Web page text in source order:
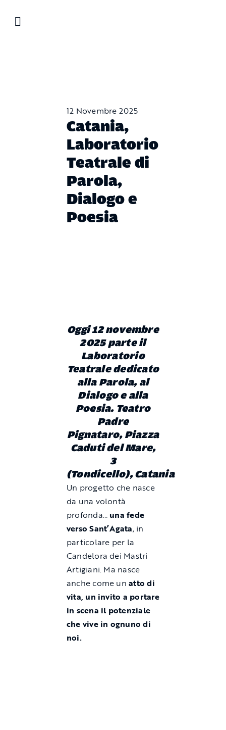
12 Novembre 2025
Catania,
Laboratorio
Teatrale di
Parola,
Dialogo e
Poesia
Oggi 12 novembre
2025 parte il
Laboratorio
Teatrale dedicato
alla Parola, al
Dialogo e alla
Poesia. Teatro
Padre
Pignataro, Piazza
Caduti del Mare,
3
(Tondicello), Catania
Un progetto che nasce
da una volontà
profonda… una fede
verso Sant’Agata, in
particolare per la
Candelora dei Mastri
Artigiani. Ma nasce
anche come un atto di
vita, un invito a portare
in scena il potenziale
che vive in ognuno di
noi.